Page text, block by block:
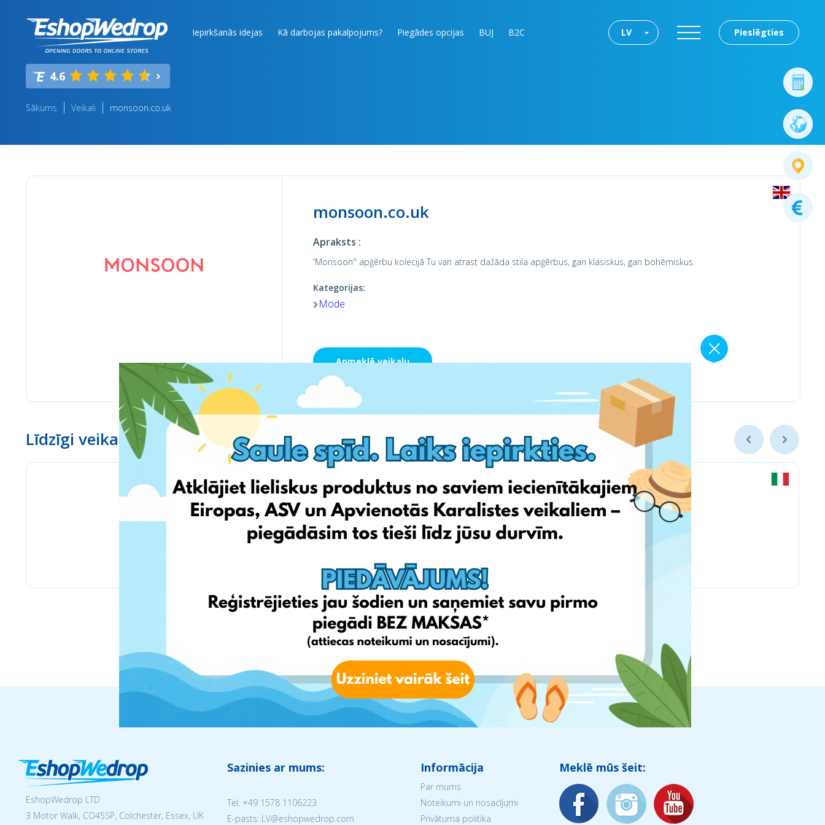
Iepirkšanās idejas Kā darbojas pakalpojums? Piegādes opcijas BUJ B2C Pieslēgties
LV
4.6
Sākums Veikali monsoon.co.uk
monsoon.co.uk
Apraksts :
'Monsoon'' apģērbu kolecijā Tu vari atrast dažāda stila apģērbus, gan klasiskus, gan bohēmiskus.
Kategorijas:
Mode
Apmeklē veikalu
Līdzīgi veikali
EshopWedrop LTD
3 Motor Walk, CO45SP, Colchester, Essex, UK
Sazinies ar mums:
Tel: +49 1578 1106223
E-pasts: LV@eshopwedrop.com
Informācija
Par mums
Noteikumi un nosacījumi
Privātuma politika
Meklē mūs šeit: